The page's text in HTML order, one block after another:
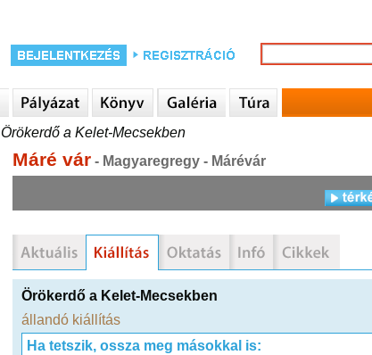
Örökerdő a Kelet-Mecsekben
Máré vár - Magyaregregy - Márévár
Örökerdő a Kelet-Mecsekben
állandó kiállítás
Ha tetszik, ossza meg másokkal is: